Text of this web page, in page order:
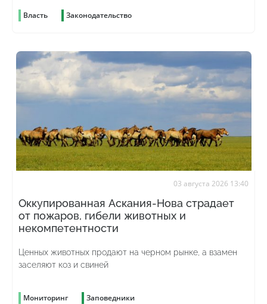
Власть Законодательство
03 августа 2026 13:40
Оккупированная Аскания-Нова страдает
от пожаров, гибели животных и
некомпетентности
Ценных животных продают на черном рынке, а взамен
заселяют коз и свиней
Мониторинг Заповедники